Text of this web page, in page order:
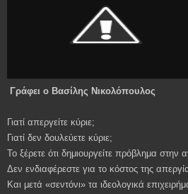
Γράφει ο Βασίλης Νικολόπουλος
Γιατί απεργείτε κύριε;
Γιατί δεν δουλεύετε κύριε;
Το ξέρετε ότι δημιουργείτε πρόβλημα στην
Δεν ενδιαφέρεστε για το κόστος της
Και μετά «σεντόνι» τα ιδεολογικά